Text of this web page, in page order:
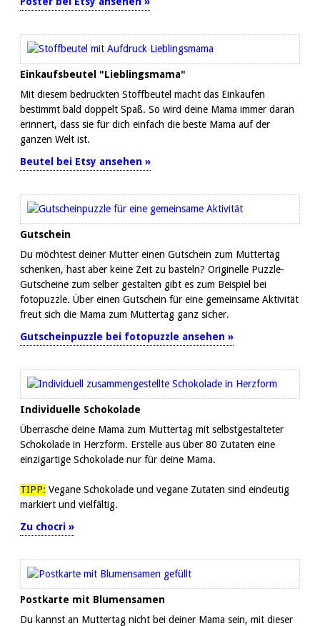
Einkaufsbeutel "Lieblingsmama"
Mit diesem bedruckten Stoffbeutel macht das Einkaufen
bestimmt bald doppelt Spaß. So wird deine Mama immer daran
erinnert, dass sie für dich einfach die beste Mama auf der
ganzen Welt ist.
Beutel bei Etsy ansehen »
Gutschein
Du möchtest deiner Mutter einen Gutschein zum Muttertag
schenken, hast aber keine Zeit zu basteln? Originelle Puzzle-
Gutscheine zum selber gestalten gibt es zum Beispiel bei
fotopuzzle. Über einen Gutschein für eine gemeinsame Aktivität
freut sich die Mama zum Muttertag ganz sicher.
Gutscheinpuzzle bei fotopuzzle ansehen »
Individuelle Schokolade
Überrasche deine Mama zum Muttertag mit selbstgestalteter
Schokolade in Herzform. Erstelle aus über 80 Zutaten eine
einzigartige Schokolade nur für deine Mama.
TIPP: Vegane Schokolade und vegane Zutaten sind eindeutig
markiert und vielfältig.
Zu chocri »
Postkarte mit Blumensamen
Du kannst an Muttertag nicht bei deiner Mama sein, mit dieser